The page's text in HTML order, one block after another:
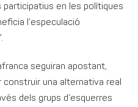
participatius en les polítiques
l’especulació
seguiran apostant,
construir una alternativa real
dels grups d’esquerres